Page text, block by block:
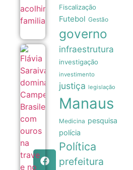
Flávia
Saraiva
Campeonato
Brasileiro
na trave e no
solo
09/08
Fiscalização
Futebol Gestão
governo
infraestrutura
investigação
investimento
justiça legislação
Manaus
Medicina pesquisa
polícia
Política
prefeitura